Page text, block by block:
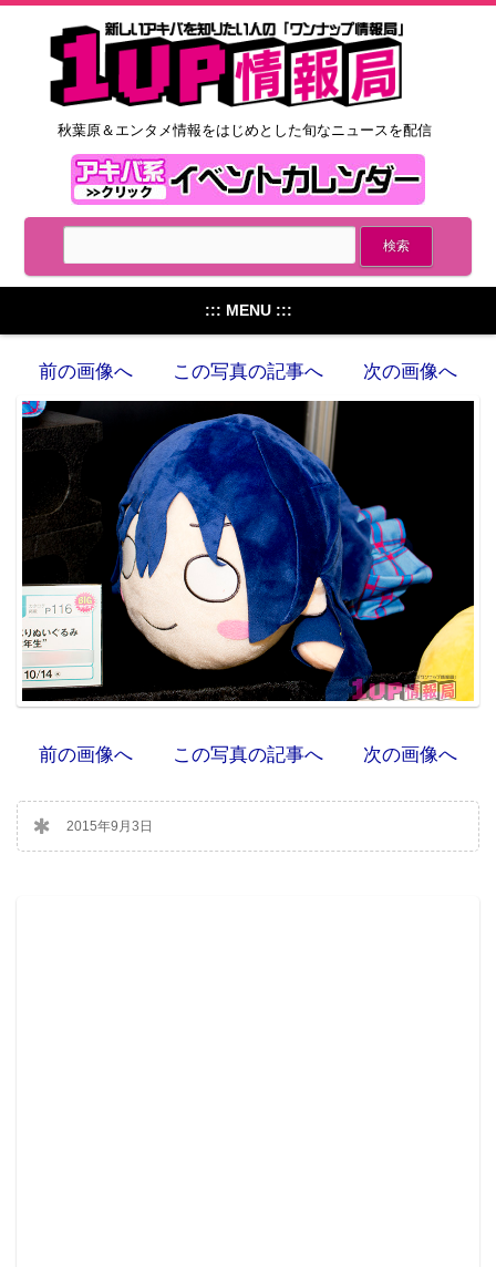
秋葉原＆エンタメ情報をはじめとした旬なニュースを配信
::: MENU :::
前の画像へ この写真の記事へ 次の画像へ
前の画像へ この写真の記事へ 次の画像へ
2015年9月3日